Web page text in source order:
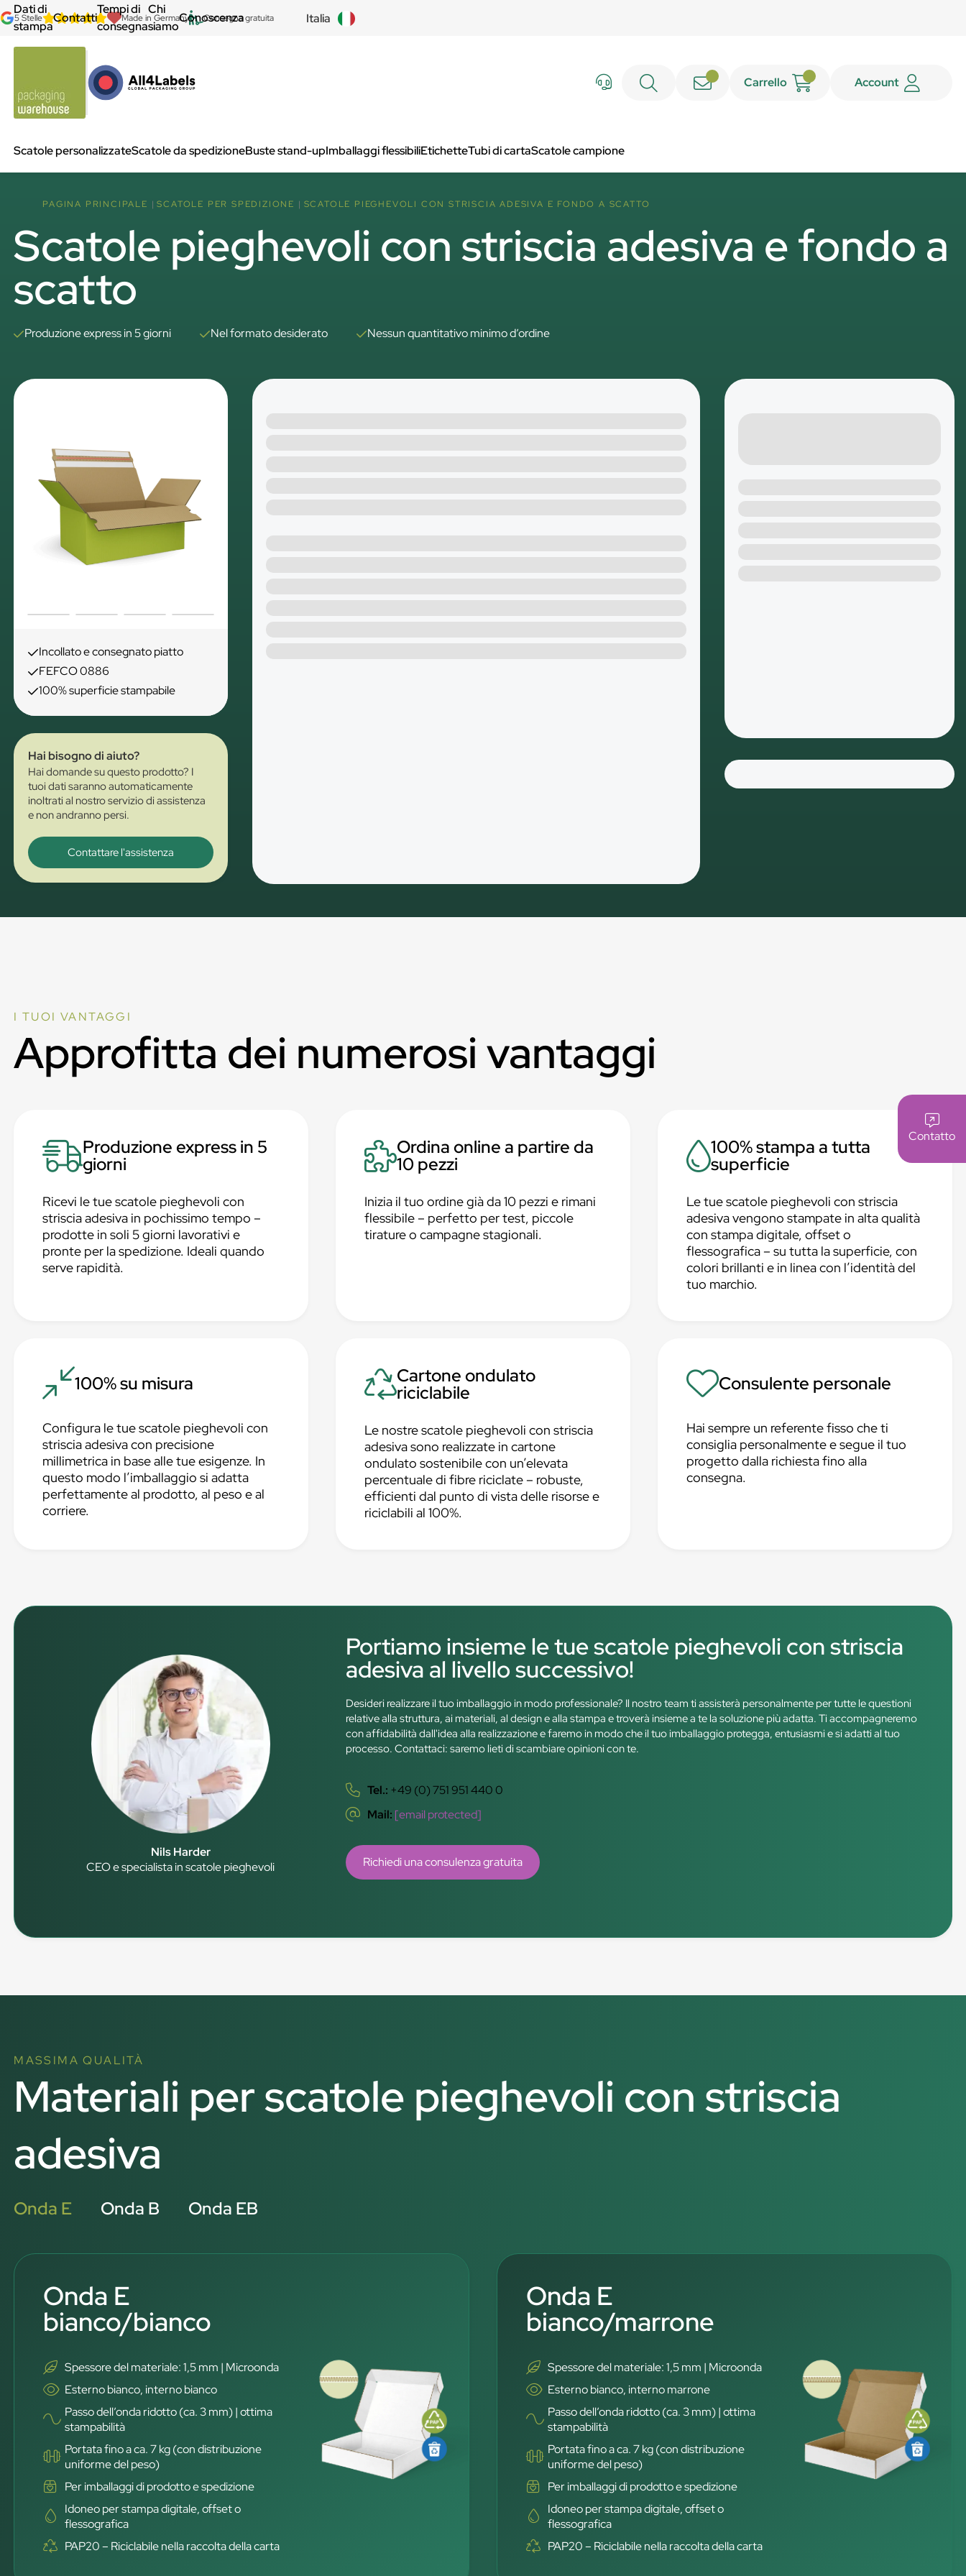
5 Stelle Made in Germany Consegna gratuita Italia
Carrello Account
Scatole personalizzateScatole da spedizioneBuste stand-upImballaggi flessibiliEtichetteTubi di cartaScatole campione
Dati di
stampa
Contatti
Tempi di
consegna
Chi
siamo
Conoscenza
Contatto
PAGINA PRINCIPALE SCATOLE PER SPEDIZIONE SCATOLE PIEGHEVOLI CON STRISCIA ADESIVA E FONDO A SCATTO
Scatole pieghevoli con striscia adesiva e fondo a
scatto
Produzione express in 5 giorni Nel formato desiderato Nessun quantitativo minimo d’ordine
Incollato e consegnato piatto
FEFCO 0886
100% superficie stampabile
Hai bisogno di aiuto?
Hai domande su questo prodotto? I
tuoi dati saranno automaticamente
inoltrati al nostro servizio di assistenza
e non andranno persi.
Contattare l'assistenza
I TUOI VANTAGGI
Approfitta dei numerosi vantaggi
Produzione express in 5
giorni
Ricevi le tue scatole pieghevoli con
striscia adesiva in pochissimo tempo –
prodotte in soli 5 giorni lavorativi e
pronte per la spedizione. Ideali quando
serve rapidità.
Ordina online a partire da
10 pezzi
Inizia il tuo ordine già da 10 pezzi e rimani
flessibile – perfetto per test, piccole
tirature o campagne stagionali.
100% stampa a tutta
superficie
Le tue scatole pieghevoli con striscia
adesiva vengono stampate in alta qualità
con stampa digitale, offset o
flessografica – su tutta la superficie, con
colori brillanti e in linea con l’identità del
tuo marchio.
100% su misura
Configura le tue scatole pieghevoli con
striscia adesiva con precisione
millimetrica in base alle tue esigenze. In
questo modo l’imballaggio si adatta
perfettamente al prodotto, al peso e al
corriere.
Cartone ondulato
riciclabile
Le nostre scatole pieghevoli con striscia
adesiva sono realizzate in cartone
ondulato sostenibile con un’elevata
percentuale di fibre riciclate – robuste,
efficienti dal punto di vista delle risorse e
riciclabili al 100%.
Consulente personale
Hai sempre un referente fisso che ti
consiglia personalmente e segue il tuo
progetto dalla richiesta fino alla
consegna.
Nils Harder
CEO e specialista in scatole pieghevoli
Portiamo insieme le tue scatole pieghevoli con striscia
adesiva al livello successivo!
Desideri realizzare il tuo imballaggio in modo professionale? Il nostro team ti assisterà personalmente per tutte le questioni
relative alla struttura, ai materiali, al design e alla stampa e troverà insieme a te la soluzione più adatta. Ti accompagneremo
con affidabilità dall'idea alla realizzazione e faremo in modo che il tuo imballaggio protegga, entusiasmi e si adatti al tuo
processo. Contattaci: saremo lieti di scambiare opinioni con te.
Tel.: +49 (0) 751 951 440 0
Mail: [email protected]
Richiedi una consulenza gratuita
MASSIMA QUALITÀ
Materiali per scatole pieghevoli con striscia
adesiva
Onda E Onda B Onda EB
Onda E
bianco/bianco
Spessore del materiale: 1,5 mm | Microonda
Esterno bianco, interno bianco
Passo dell’onda ridotto (ca. 3 mm) | ottima
stampabilità
Portata fino a ca. 7 kg (con distribuzione
uniforme del peso)
Per imballaggi di prodotto e spedizione
Idoneo per stampa digitale, offset o
flessografica
PAP20 – Riciclabile nella raccolta della carta
Onda E
bianco/marrone
Spessore del materiale: 1,5 mm | Microonda
Esterno bianco, interno marrone
Passo dell’onda ridotto (ca. 3 mm) | ottima
stampabilità
Portata fino a ca. 7 kg (con distribuzione
uniforme del peso)
Per imballaggi di prodotto e spedizione
Idoneo per stampa digitale, offset o
flessografica
PAP20 – Riciclabile nella raccolta della carta